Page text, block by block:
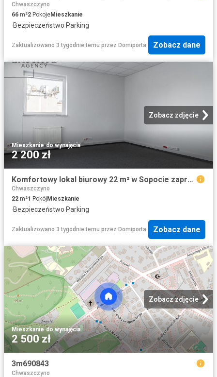
Chwaszczyno
66 m²2 PokojeMieszkanie
·Bezpieczeństwo·Parking
Zaktualizowano 3 tygodnie temu przez Domiporta Zobacz dane
Zobacz zdjęcie
Mieszkanie·do wynajęcia
2 200 zł
Komfortowy lokal biurowy 22 m² w Sopocie zapraszam
Chwaszczyno
22 m²1 Pokój Mieszkanie
·Bezpieczeństwo·Parking
Zaktualizowano 3 tygodnie temu przez Domiporta Zobacz dane
Zobacz zdjęcie
Mieszkanie·do wynajęcia
2 500 zł
3m690843
Chwaszczyno